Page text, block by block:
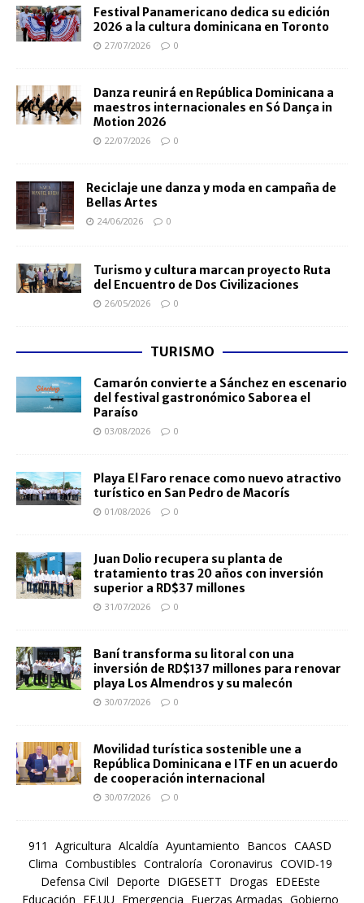
Festival Panamericano dedica su edición
2026 a la cultura dominicana en Toronto
27/07/2026 0
Danza reunirá en República Dominicana a
maestros internacionales en Só Dança in
Motion 2026
22/07/2026 0
Reciclaje une danza y moda en campaña de
Bellas Artes
24/06/2026 0
Turismo y cultura marcan proyecto Ruta
del Encuentro de Dos Civilizaciones
26/05/2026 0
TURISMO
Camarón convierte a Sánchez en escenario
del festival gastronómico Saborea el
Paraíso
03/08/2026 0
Playa El Faro renace como nuevo atractivo
turístico en San Pedro de Macorís
01/08/2026 0
Juan Dolio recupera su planta de
tratamiento tras 20 años con inversión
superior a RD$37 millones
31/07/2026 0
Baní transforma su litoral con una
inversión de RD$137 millones para renovar
playa Los Almendros y su malecón
30/07/2026 0
Movilidad turística sostenible une a
República Dominicana e ITF en un acuerdo
de cooperación internacional
30/07/2026 0
911 Agricultura Alcaldía Ayuntamiento Bancos CAASD
Clima Combustibles Contraloría Coronavirus COVID-19
Defensa Civil Deporte DIGESETT Drogas EDEEste
Educación EE.UU Emergencia Fuerzas Armadas Gobierno